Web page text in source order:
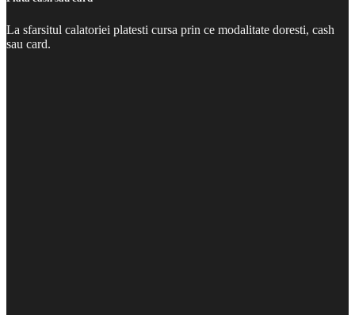
La sfarsitul calatoriei platesti cursa prin ce modalitate doresti, cash
sau card.